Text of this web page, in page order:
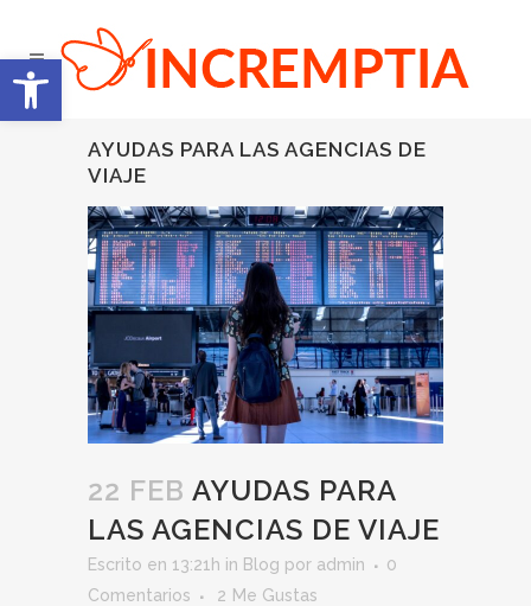
Abrir barra de herramientas
AYUDAS PARA LAS AGENCIAS DE
VIAJE
22 FEB AYUDAS PARA
LAS AGENCIAS DE VIAJE
Escrito en 13:21h in Blog por admin
0
Comentarios
2 Me Gustas